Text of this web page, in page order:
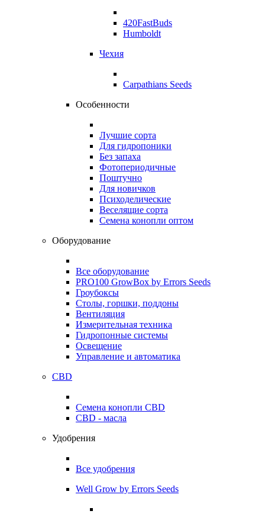
420FastBuds
Humboldt
Чехия
Carpathians Seeds
Особенности
Лучшие сорта
Для гидропоники
Без запаха
Фотопериодичные
Поштучно
Для новичков
Психоделические
Веселящие сорта
Семена конопли оптом
Оборудование
Все оборудование
PRO100 GrowBox by Errors Seeds
Гроубоксы
Столы, горшки, поддоны
Вентиляция
Измерительная техника
Гидропонные системы
Освещение
Управление и автоматика
CBD
Семена конопли CBD
CBD - масла
Удобрения
Все удобрения
Well Grow by Errors Seeds